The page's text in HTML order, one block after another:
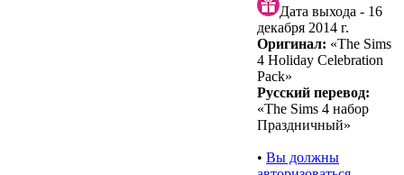
Дата выхода - 16
декабря 2014 г.
Оригинал: «The Sims
4 Holiday Celebration
Pack»
Русский перевод:
«The Sims 4 набор
Праздничный»
• Вы должны